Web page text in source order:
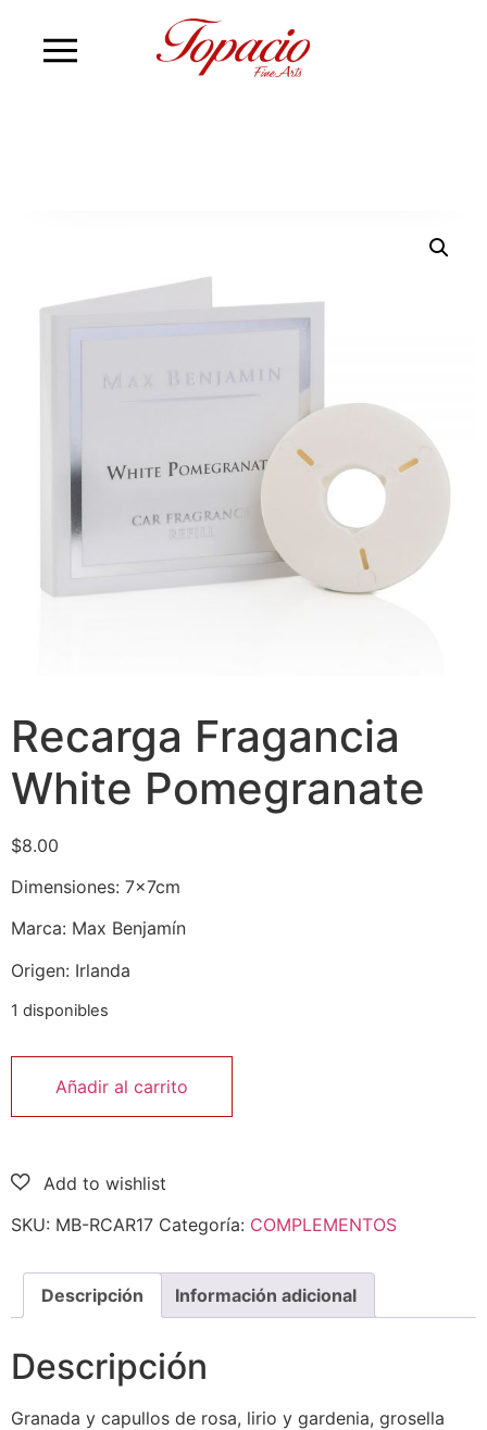
Recarga Fragancia
White Pomegranate
$8.00
Dimensiones: 7x7cm
Marca: Max Benjamín
Origen: Irlanda
1 disponibles
Añadir al carrito
SKU: MB-RCAR17 Categoría: COMPLEMENTOS
Descripción Información adicional
Descripción
Granada y capullos de rosa, lirio y gardenia, grosella